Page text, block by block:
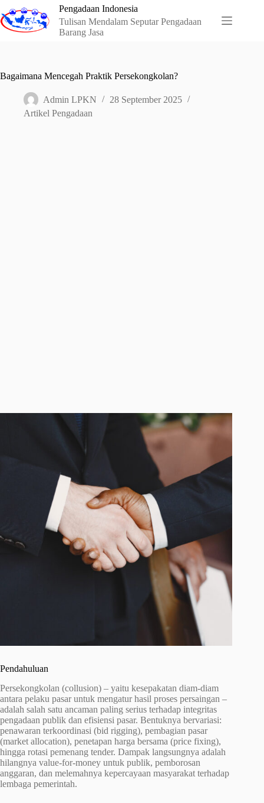
to
content
Pengadaan Indonesia
Tulisan Mendalam Seputar Pengadaan
Barang Jasa
Bagaimana Mencegah Praktik Persekongkolan?
Admin LPKN
28 September 2025
Artikel Pengadaan
Pendahuluan
Persekongkolan (collusion) – yaitu kesepakatan diam-diam
antara pelaku pasar untuk mengatur hasil proses persaingan –
adalah salah satu ancaman paling serius terhadap integritas
pengadaan publik dan efisiensi pasar. Bentuknya bervariasi:
penawaran terkoordinasi (bid rigging), pembagian pasar
(market allocation), penetapan harga bersama (price fixing),
hingga rotasi pemenang tender. Dampak langsungnya adalah
hilangnya value-for-money untuk publik, pemborosan
anggaran, dan melemahnya kepercayaan masyarakat terhadap
lembaga pemerintah.